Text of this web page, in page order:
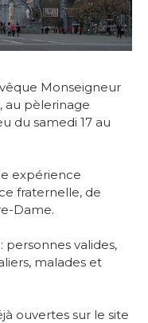
Monseigneur
au pèlerinage
du samedi 17 au
expérience
fraternelle, de
Dame.
personnes valides,
malades et
ouvertes sur le site